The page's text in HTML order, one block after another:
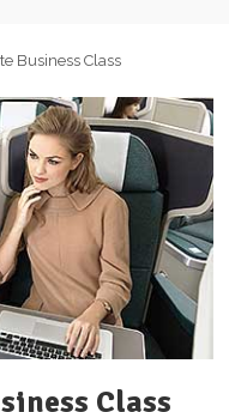
Business Class
Class